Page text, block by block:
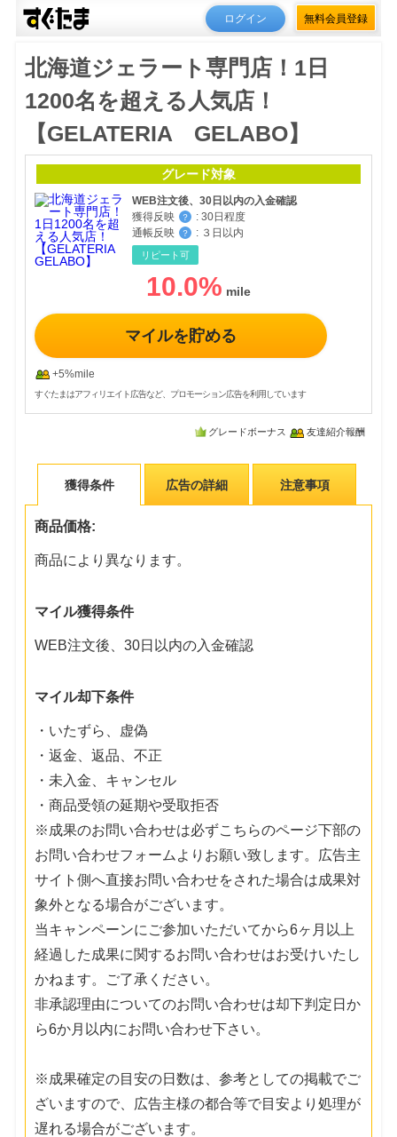
ログイン 無料会員登録
北海道ジェラート専門店！1日
1200名を超える人気店！
【GELATERIA GELABO】
グレード対象
WEB注文後、30日以内の入金確認
獲得反映
？ : 30日程度
通帳反映
？ : ３日以内
リピート可
10.0%
マイルを貯める
+5%mile
すぐたまはアフィリエイト広告など、プロモーション広告を利用しています
グレードボーナス 友達紹介報酬
獲得条件 広告の詳細 注意事項
商品価格:
商品により異なります。
マイル獲得条件
WEB注文後、30日以内の入金確認
マイル却下条件
・いたずら、虚偽
・返金、返品、不正
・未入金、キャンセル
・商品受領の延期や受取拒否
※成果のお問い合わせは必ずこちらのページ下部の
お問い合わせフォームよりお願い致します。広告主
サイト側へ直接お問い合わせをされた場合は成果対
象外となる場合がございます。
当キャンペーンにご参加いただいてから6ヶ月以上
経過した成果に関するお問い合わせはお受けいたし
かねます。ご了承ください。
非承認理由についてのお問い合わせは却下判定日か
ら6か月以内にお問い合わせ下さい。
※成果確定の目安の日数は、参考としての掲載でご
ざいますので、広告主様の都合等で目安より処理が
遅れる場合がございます。